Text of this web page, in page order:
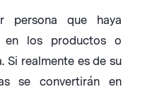
persona que haya
en los productos o
Si realmente es de su
se convertirán en